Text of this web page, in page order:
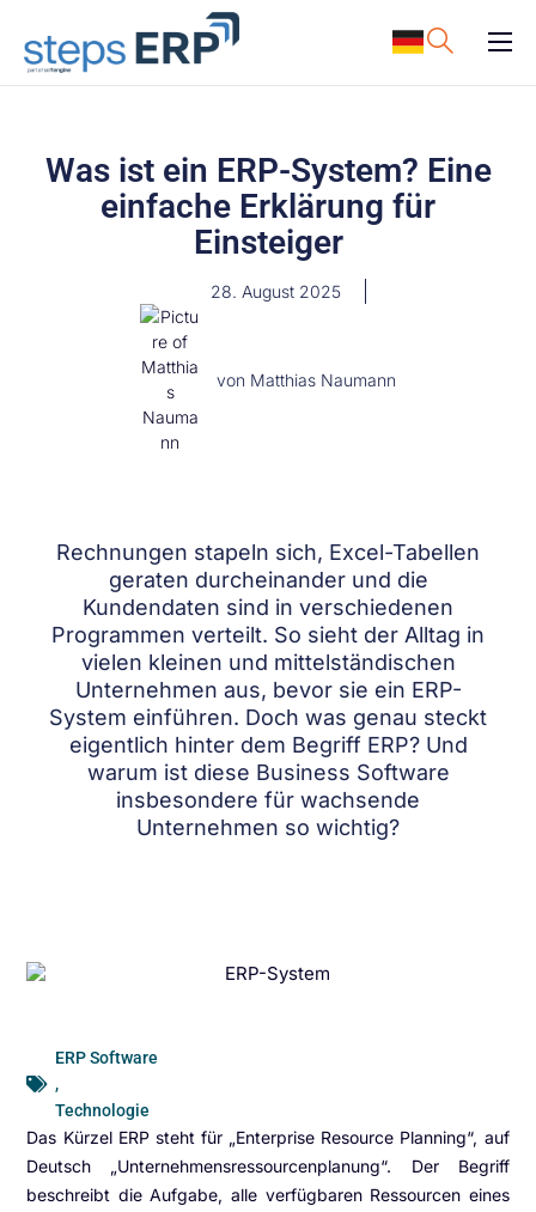
ERP Software
Ressourcen
Was ist ein ERP-System? Eine
einfache Erklärung für
Einsteiger
28. August 2025
von Matthias Naumann
Rechnungen stapeln sich, Excel-Tabellen
geraten durcheinander und die
Kundendaten sind in verschiedenen
Programmen verteilt. So sieht der Alltag in
vielen kleinen und mittelständischen
Unternehmen aus, bevor sie ein ERP-
System einführen. Doch was genau steckt
eigentlich hinter dem Begriff ERP? Und
warum ist diese Business Software
insbesondere für wachsende
Unternehmen so wichtig?
ERP Software
,
Technologie
Das Kürzel ERP steht für „Enterprise Resource Planning“, auf
Deutsch „Unternehmensressourcenplanung“. Der Begriff
beschreibt die Aufgabe, alle verfügbaren Ressourcen eines